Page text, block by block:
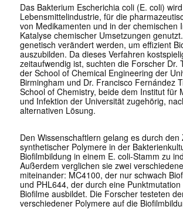
Das Bakterium Escherichia coli(E. coli)
Lebensmittelindustrie, für die
von Medikamenten und in der chemischen
Katalyse chemischer Umsetzungen
genetisch verändert werden, um effizient
auszubilden. Da dieses Verfahren
zeitaufwendig ist, suchten die Forscher Dr.
der School of Chemical Engineering der
Birmingham und Dr. Francisco Fernández
School of Chemistry, beide dem Institut für
und Infektion der Universität zugehörig,
alternativen Lösung.
Den Wissenschaftlern gelang es durch den
synthetischer Polymere in der
Biofilmbildung in einem E. coli-Stamm zu
Außerdem verglichen sie zwei
miteinander: MC4100, der nur schwach
und PHL644, der durch eine
Biofilme ausbildet. Die Forscher testeten
verschiedener Polymere auf die